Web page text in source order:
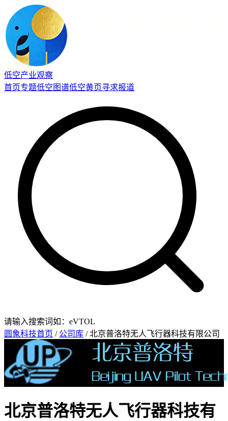
低空产业观察
首页专题低空图谱低空黄页寻求报道
请输入搜索词如：eVTOL
圆象科技首页 / 公司库 / 北京普洛特无人飞行器科技有限公司
北京普洛特无人飞行器科技有